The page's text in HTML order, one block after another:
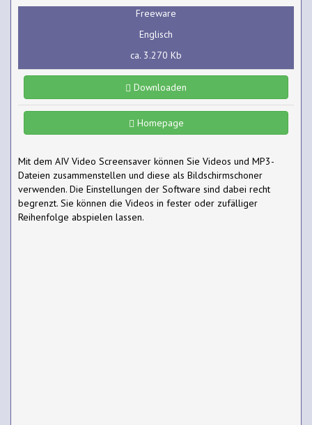
Freeware
Englisch
ca. 3.270 Kb
Downloaden
Homepage
Mit dem AIV Video Screensaver können Sie Videos und MP3-
Dateien zusammenstellen und diese als Bildschirmschoner
verwenden. Die Einstellungen der Software sind dabei recht
begrenzt. Sie können die Videos in fester oder zufälliger
Reihenfolge abspielen lassen.